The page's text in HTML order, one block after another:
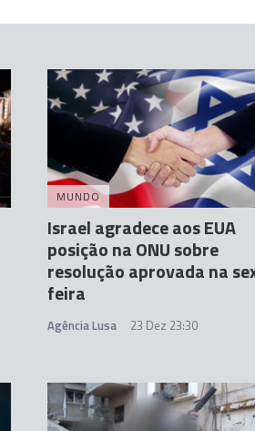
MUNDO
Israel agradece aos EUA
posição na ONU sobre
resolução aprovada na
feira
Agência Lusa 23 Dez 23:30